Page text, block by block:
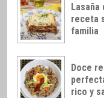
Lasaña
receta
familia
Doce
rico y